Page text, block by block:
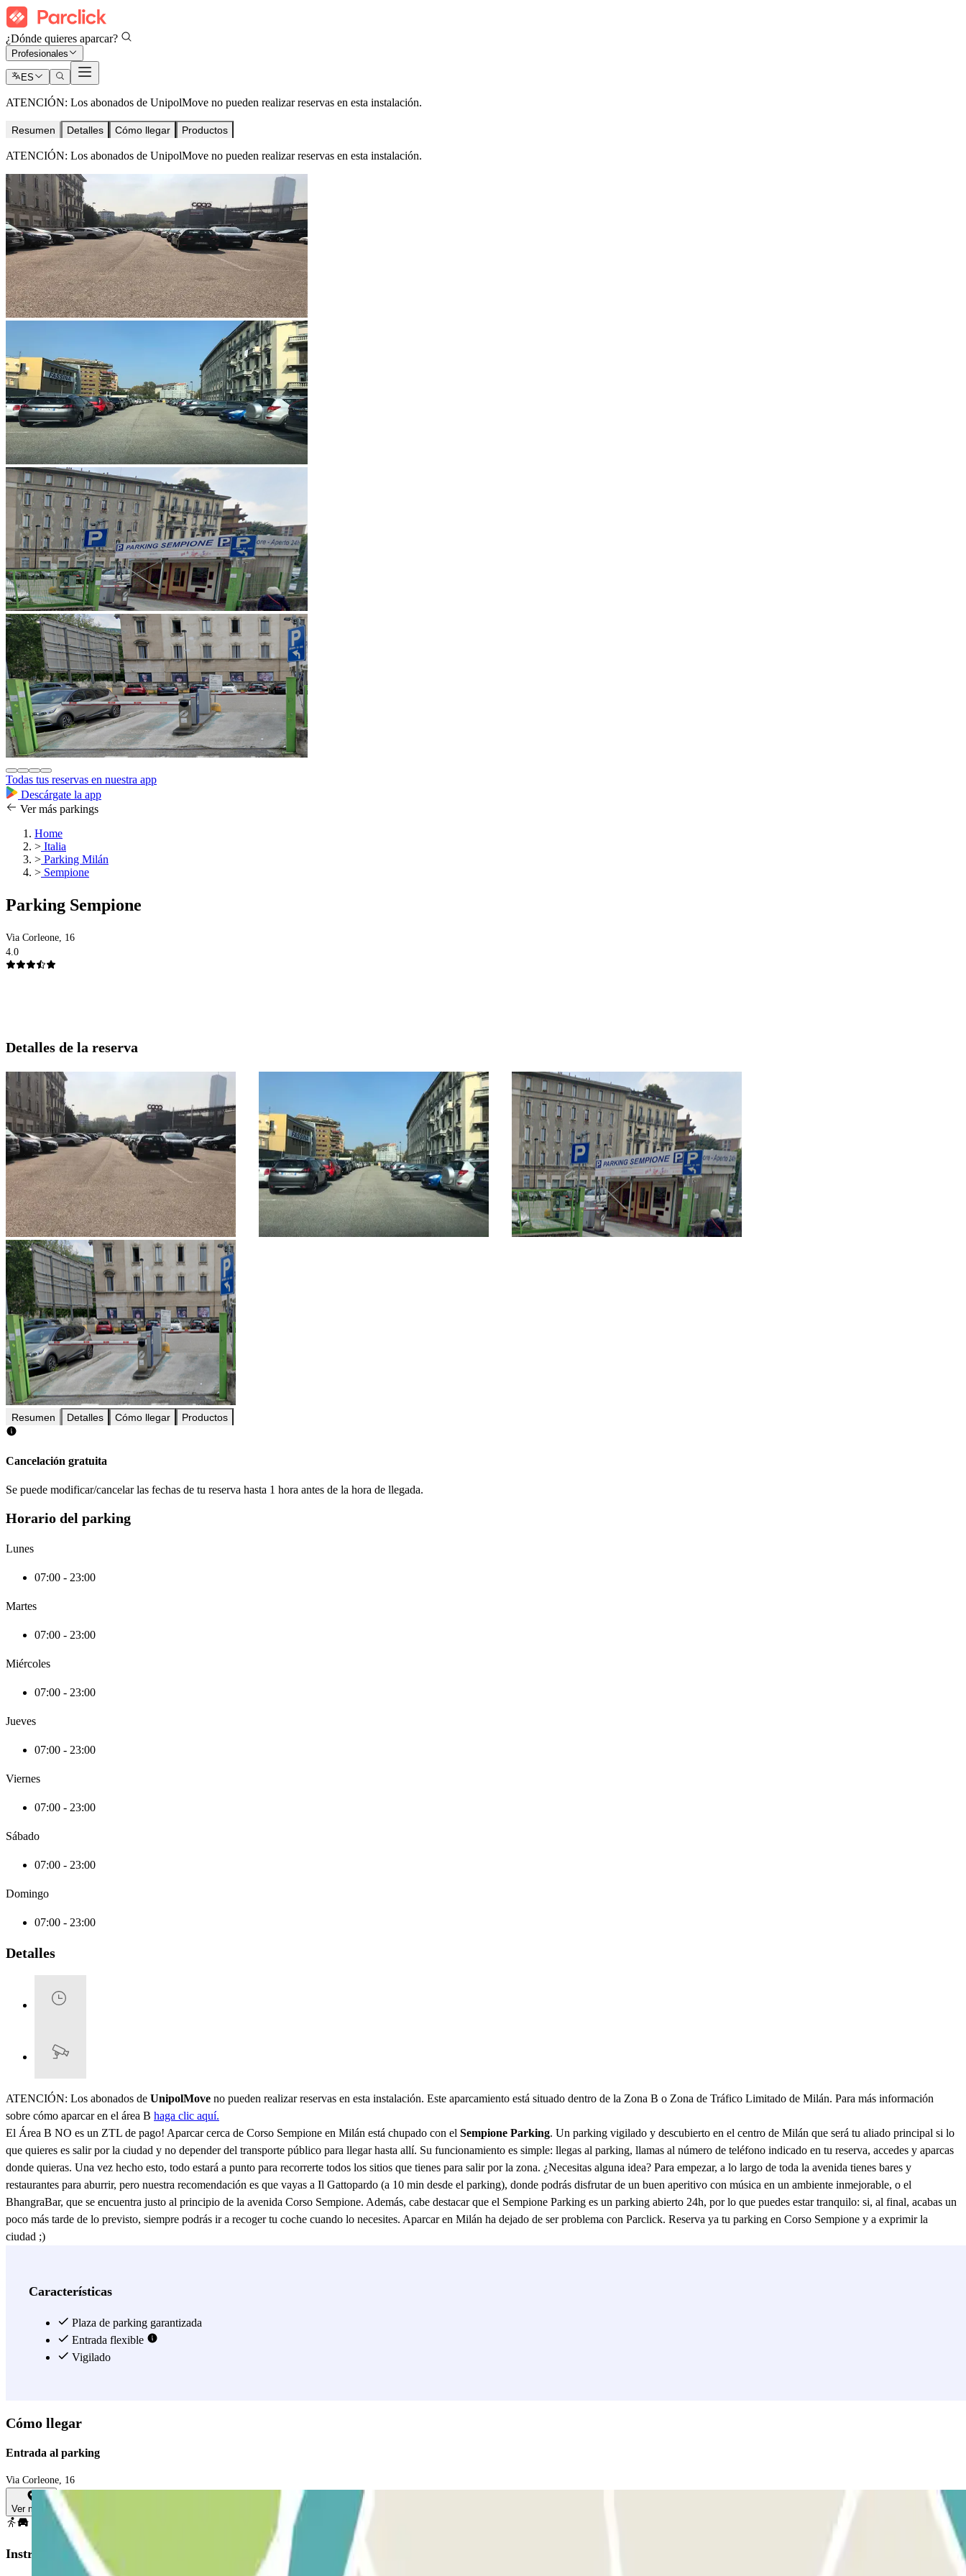
¿Dónde quieres aparcar?
Profesionales
ES
ATENCIÓN: Los abonados de UnipolMove no pueden realizar reservas en esta instalación.
Resumen Detalles Cómo llegar Productos
ATENCIÓN: Los abonados de UnipolMove no pueden realizar reservas en esta instalación.
Todas tus reservas en nuestra app
Descárgate la app
Ver más parkings
Home
> Italia
> Parking Milán
> Sempione
Parking Sempione
Via Corleone, 16
4.0
Detalles de la reserva
Resumen Detalles Cómo llegar Productos
Cancelación gratuita
Se puede modificar/cancelar las fechas de tu reserva hasta 1 hora antes de la hora de llegada.
Horario del parking
Lunes
07:00 - 23:00
Martes
07:00 - 23:00
Miércoles
07:00 - 23:00
Jueves
07:00 - 23:00
Viernes
07:00 - 23:00
Sábado
07:00 - 23:00
Domingo
07:00 - 23:00
Detalles
ATENCIÓN: Los abonados de UnipolMove no pueden realizar reservas en esta instalación. Este aparcamiento está situado dentro de la Zona B o Zona de Tráfico Limitado de Milán. Para más información
sobre cómo aparcar en el área B haga clic aquí.
El Área B NO es un ZTL de pago! Aparcar cerca de Corso Sempione en Milán está chupado con el Sempione Parking. Un parking vigilado y descubierto en el centro de Milán que será tu aliado principal si lo
que quieres es salir por la ciudad y no depender del transporte público para llegar hasta allí. Su funcionamiento es simple: llegas al parking, llamas al número de teléfono indicado en tu reserva, accedes y aparcas
donde quieras. Una vez hecho esto, todo estará a punto para recorrerte todos los sitios que tienes para salir por la zona. ¿Necesitas alguna idea? Para empezar, a lo largo de toda la avenida tienes bares y
restaurantes para aburrir, pero nuestra recomendación es que vayas a Il Gattopardo (a 10 min desde el parking), donde podrás disfrutar de un buen aperitivo con música en un ambiente inmejorable, o el
BhangraBar, que se encuentra justo al principio de la avenida Corso Sempione. Además, cabe destacar que el Sempione Parking es un parking abierto 24h, por lo que puedes estar tranquilo: si, al final, acabas un
poco más tarde de lo previsto, siempre podrás ir a recoger tu coche cuando lo necesites. Aparcar en Milán ha dejado de ser problema con Parclick. Reserva ya tu parking en Corso Sempione y a exprimir la
ciudad ;)
Características
Plaza de parking garantizada
Entrada flexible
Vigilado
Cómo llegar
Entrada al parking
Via Corleone, 16
Ver mapa
Instrucciones